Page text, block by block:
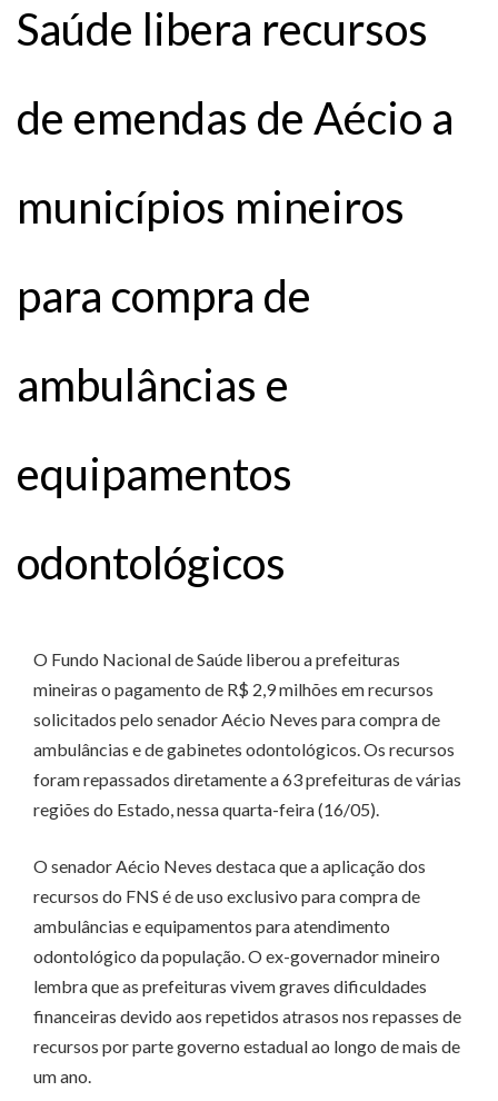
Saúde libera recursos
de emendas de Aécio a
municípios mineiros
para compra de
ambulâncias e
equipamentos
odontológicos
O Fundo Nacional de Saúde liberou a prefeituras
mineiras o pagamento de R$ 2,9 milhões em recursos
solicitados pelo senador Aécio Neves para compra de
ambulâncias e de gabinetes odontológicos. Os recursos
foram repassados diretamente a 63 prefeituras de várias
regiões do Estado, nessa quarta-feira (16/05).
O senador Aécio Neves destaca que a aplicação dos
recursos do FNS é de uso exclusivo para compra de
ambulâncias e equipamentos para atendimento
odontológico da população. O ex-governador mineiro
lembra que as prefeituras vivem graves dificuldades
financeiras devido aos repetidos atrasos nos repasses de
recursos por parte governo estadual ao longo de mais de
um ano.